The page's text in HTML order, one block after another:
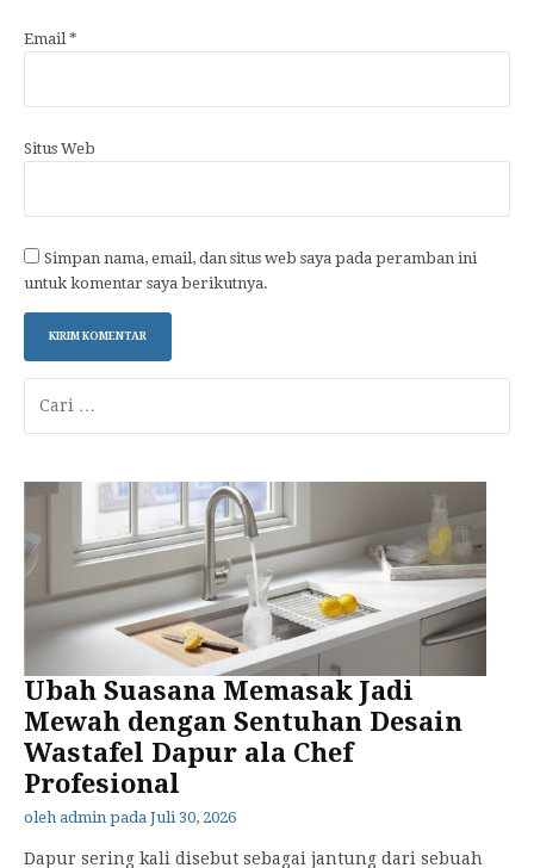
Email *
Situs Web
Simpan nama, email, dan situs web saya pada peramban ini
untuk komentar saya berikutnya.
untuk:
Ubah Suasana Memasak Jadi
Mewah dengan Sentuhan Desain
Wastafel Dapur ala Chef
Profesional
oleh admin pada Juli 30, 2026
Dapur sering kali disebut sebagai jantung dari sebuah